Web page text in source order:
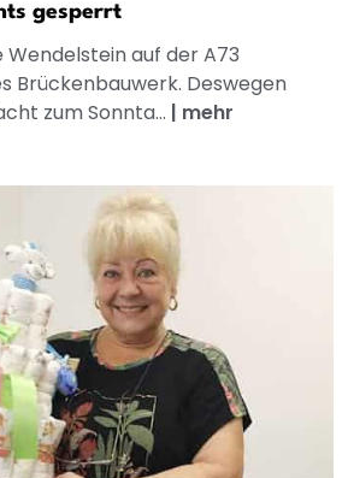
gesperrt
Wendelstein auf der A73
Brückenbauwerk. Deswegen
zum Sonnta... | mehr